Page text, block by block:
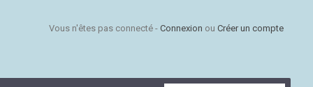
Vous n'êtes pas connecté - Connexion ou Créer un compte